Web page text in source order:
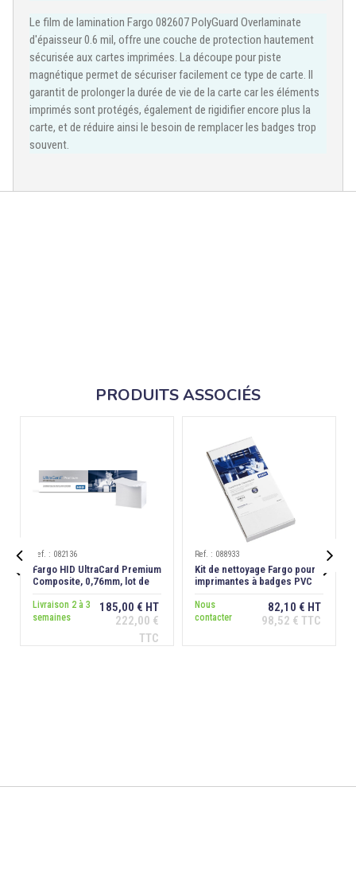
Le film de lamination Fargo 082607 PolyGuard Overlaminate
d'épaisseur 0.6 mil, offre une couche de protection hautement
sécurisée aux cartes imprimées. La découpe pour piste
magnétique permet de sécuriser facilement ce type de carte. Il
garantit de prolonger la durée de vie de la carte car les éléments
imprimés sont protégés, également de rigidifier encore plus la
carte, et de réduire ainsi le besoin de remplacer les badges trop
souvent.
PRODUITS ASSOCIÉS

Ref. : 082136
Fargo HID UltraCard Premium
Composite, 0,76mm, lot de
Livraison 2 à 3
semaines
185,00 € HT
222,00 €
TTC
Ref. : 088933
Kit de nettoyage Fargo pour
imprimantes à badges PVC
Nous
contacter
82,10 € HT
98,52 € TTC
